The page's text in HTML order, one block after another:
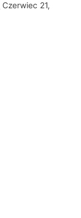
Czerwiec 21,